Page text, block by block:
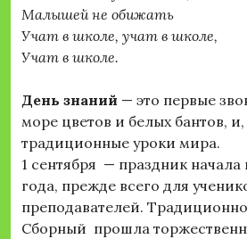
Малышей не обижать
Учат в школе, учат в школе,
Учат в школе.
День знаний — это первые
море цветов и белых бантов,
традиционные уроки мира.
1 сентября — праздник начала
года, прежде всего для
преподавателей.
Сборный прошла